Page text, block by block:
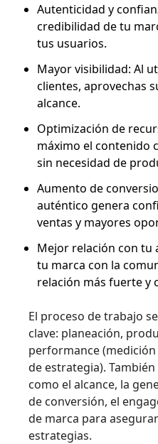
Autenticidad y
credibilidad de tu
tus usuarios.
Mayor visibilidad: Al
clientes, aprovechas
alcance.
Optimización de
máximo el contenido
sin necesidad de
Aumento de
auténtico genera
ventas y mayores
Mejor relación con tu
tu marca con la
relación más fuerte y
El proceso de trabajo
clave: planeación,
performance
de estrategia).
como el alcance, la
de conversión, el
de marca para
estrategias.